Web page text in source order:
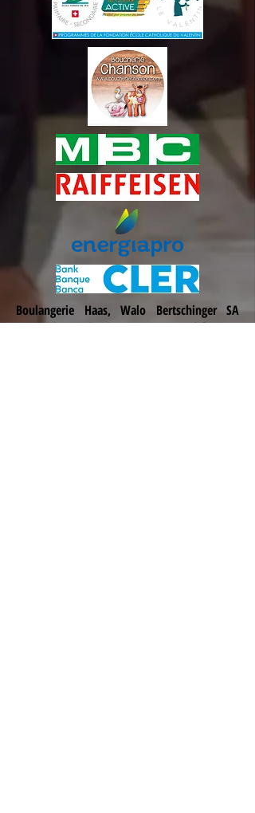
Boulangerie Haas, Walo Bertschinger SA
Romandie, Zurbuchen SA, caisse d'épargne